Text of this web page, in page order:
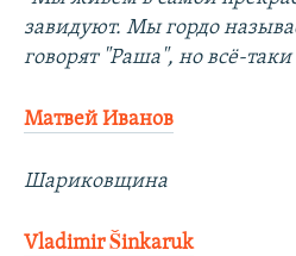
завидуют. Мы гордо
говорят "Раша", но всё-
Матвей Иванов
Шариковщина
Vladimir Šinkaruk